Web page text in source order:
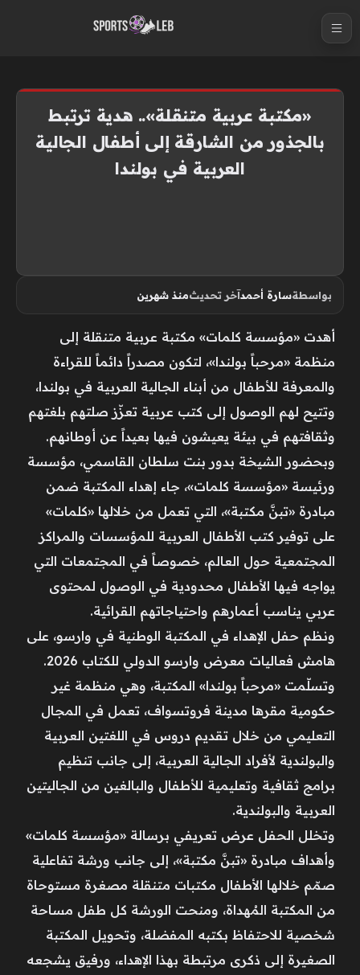
«مكتبة عربية متنقلة».. هدية ترتبط
بالجذور من الشارقة إلى أطفال الجالية
العربية في بولندا
بواسطةسارة أحمدآخر تحديثمنذ شهرين
أهدت «مؤسسة كلمات» مكتبة عربية متنقلة إلى
منظمة «مرحباً بولندا»، لتكون مصدراً دائماً للقراءة
والمعرفة للأطفال من أبناء الجالية العربية في بولندا،
وتتيح لهم الوصول إلى كتب عربية تعزّز صلتهم بلغتهم
وثقافتهم في بيئة يعيشون فيها بعيداً عن أوطانهم.
وبحضور الشيخة بدور بنت سلطان القاسمي، مؤسسة
ورئيسة «مؤسسة كلمات»، جاء إهداء المكتبة ضمن
مبادرة «تبنَّ مكتبة»، التي تعمل من خلالها «كلمات»
على توفير كتب الأطفال العربية للمؤسسات والمراكز
المجتمعية حول العالم، خصوصاً في المجتمعات التي
يواجه فيها الأطفال محدودية في الوصول لمحتوى
عربي يناسب أعمارهم واحتياجاتهم القرائية.
ونظم حفل الإهداء في المكتبة الوطنية في وارسو، على
هامش فعاليات معرض وارسو الدولي للكتاب 2026.
وتسلّمت «مرحباً بولندا» المكتبة، وهي منظمة غير
حكومية مقرها مدينة فروتسواف، تعمل في المجال
التعليمي من خلال تقديم دروس في اللغتين العربية
والبولندية لأفراد الجالية العربية، إلى جانب تنظيم
برامج ثقافية وتعليمية للأطفال والبالغين من الجاليتين
العربية والبولندية.
وتخلل الحفل عرض تعريفي برسالة «مؤسسة كلمات»
وأهداف مبادرة «تبنَّ مكتبة»، إلى جانب ورشة تفاعلية
صمّم خلالها الأطفال مكتبات متنقلة مصغرة مستوحاة
من المكتبة المُهداة، ومنحت الورشة كل طفل مساحة
شخصية للاحتفاظ بكتبه المفضلة، وتحويل المكتبة
الصغيرة إلى ذكرى مرتبطة بهذا الإهداء، ورفيق يشجعه